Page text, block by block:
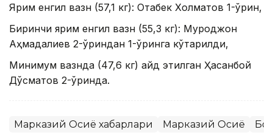
Ярим енгил вазн (57,1 кг): Отабек Холматов 1-ўрин,
Биринчи ярим енгил вазн (55,3 кг): Муроджон
Аҳмадалиев 2-ўриндан 1-ўринга кўтарилди,
Минимум вазнда (47,6 кг) қайд этилган Ҳасанбой
Дўсматов 2-ўринда.
Марказий Осиё хабарлари Марказий Осиё